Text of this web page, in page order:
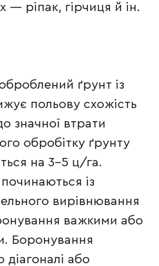
— ріпак, гірчиця й ін.
ґрунт із
польову схожість
значної втрати
обробітку ґрунту
на 3–5 ц/га.
із
вирівнювання
важкими або
Боронування
або